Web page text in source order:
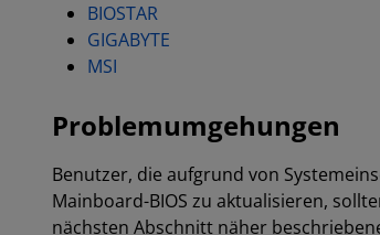
BIOSTAR
GIGABYTE
MSI
Problemumgehungen
Benutzer, die aufgrund von
Mainboard-BIOS zu aktualisieren,
nächsten Abschnitt näher